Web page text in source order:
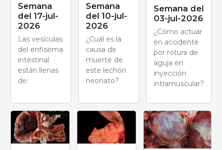
Semana
del 17-jul-
2026
Las vesículas
del enfisema
intestinal
están llenas
de:
Semana
del 10-jul-
2026
¿Cuál es la
causa de
muerte de
este lechón
neonato?
Semana del
03-jul-2026
¿Cómo actuar
en accidente
por rotura de
aguja en
inyección
intramuscular?